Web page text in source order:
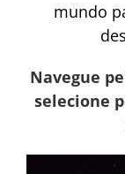
mundo
Navegue
selecione